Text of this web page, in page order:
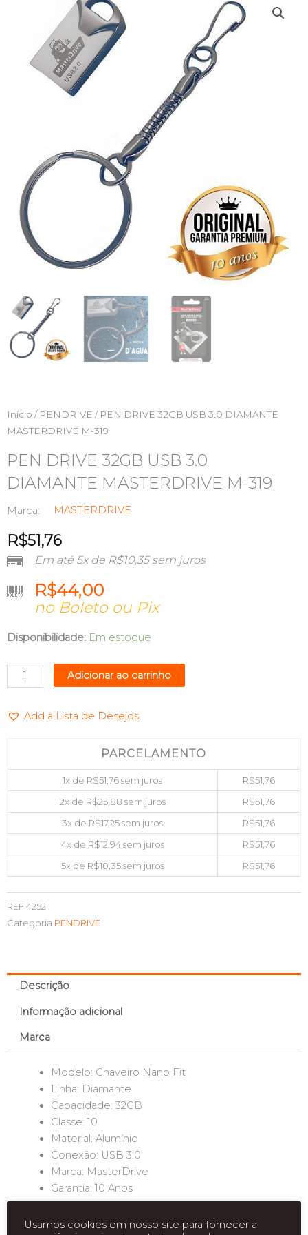
Início / PENDRIVE / PEN DRIVE 32GB USB 3.0 DIAMANTE
MASTERDRIVE M-319
PEN DRIVE 32GB USB 3.0
DIAMANTE MASTERDRIVE M-319
Marca: MASTERDRIVE
R$51,76
Em até 5x de R$10,35sem juros
R$44,00
no Boleto ou Pix
Disponibilidade: Em estoque
PEN
32GB
USB
DIAMANTE
319
Adicionar ao carrinho
Add a Lista de Desejos
PARCELAMENTO
1x de R$51,76sem juros R$51,76
2x de R$25,88 sem juros R$51,76
3x de R$17,25sem juros R$51,76
4x de R$12,94sem juros R$51,76
5x de R$10,35sem juros R$51,76
REF4252
Categoria PENDRIVE
Descrição
Informação adicional
Marca
Modelo: Chaveiro Nano Fit
Linha: Diamante
Capacidade: 32GB
Classe: 10
Material: Alumínio
Conexão: USB 3.0
Marca: MasterDrive
Garantia: 10 Anos
Usamos cookies em nosso site para fornecer a